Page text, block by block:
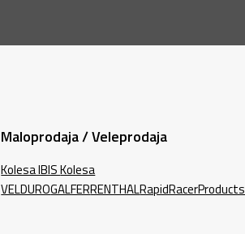
Maloprodaja / Veleprodaja
Kolesa IBISKolesa
VELDUROGALFERRENTHALRapidRacerProducts